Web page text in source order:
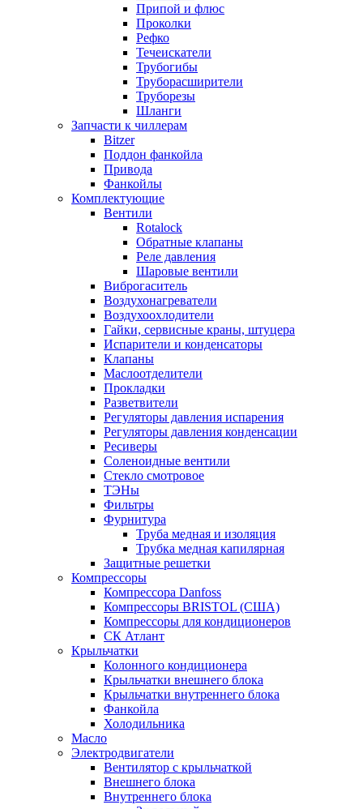
Припой и флюс
Проколки
Рефко
Течеискатели
Трубогибы
Труборасширители
Труборезы
Шланги
Запчасти к чиллерам
Bitzer
Поддон фанкойла
Привода
Фанкойлы
Комплектующие
Вентили
Rotalock
Обратные клапаны
Реле давления
Шаровые вентили
Виброгаситель
Воздухонагреватели
Воздухоохлодители
Гайки, сервисные краны, штуцера
Испарители и конденсаторы
Клапаны
Маслоотделители
Прокладки
Разветвители
Регуляторы давления испарения
Регуляторы давления конденсации
Ресиверы
Соленоидные вентили
Стекло смотровое
ТЭНы
Фильтры
Фурнитура
Труба медная и изоляция
Трубка медная капилярная
Защитные решетки
Компрессоры
Компрессора Danfoss
Компрессоры BRISTOL (США)
Компрессоры для кондиционеров
СК Атлант
Крыльчатки
Колонного кондиционера
Крыльчатки внешнего блока
Крыльчатки внутреннего блока
Фанкойла
Холодильника
Масло
Электродвигатели
Вентилятор с крыльчаткой
Внешнего блока
Внутреннего блока